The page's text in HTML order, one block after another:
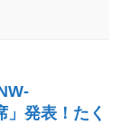
発表！たく